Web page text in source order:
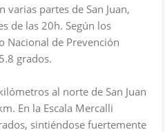
partes de San Juan,
de las 20h. Según los
Nacional de Prevención
grados.
al norte de San Juan
En la Escala Mercalli
sintiéndose fuertemente